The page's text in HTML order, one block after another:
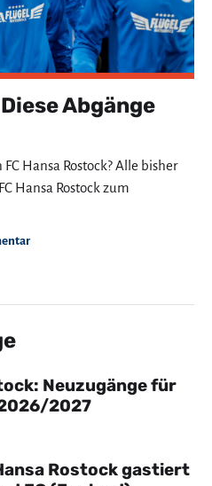
Abgänge
Hansa Rostock? Alle bisher
Hansa Rostock zum
Neuzugänge für
2027
Rostock gastiert